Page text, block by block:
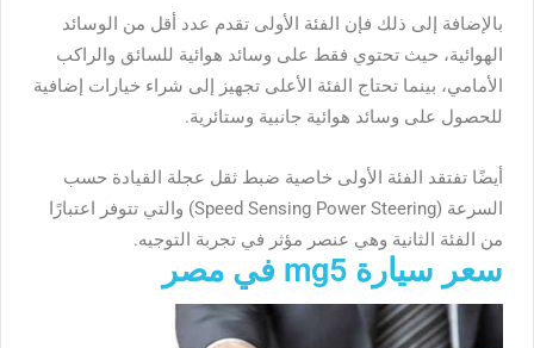
بالإضافة إلى ذلك فإن الفئة الأولى تقدم عدد أقل من الوسائد
الهوائية، حيث تحتوي فقط على وسائد هوائية للسائق والراكب
الأمامي، بينما تحتاج الفئة الأعلى تجهيز إلى شراء خيارات إضافية
للحصول على وسائد هوائية جانبية وستائرية.
أيضًا تفتقد الفئة الأولى خاصية ضبط ثقل عجلة القيادة حسب
السرعة (Speed Sensing Power Steering) والتي تتوفر اعتبارًا
من الفئة الثانية وهي عنصر مؤثر في تجربة التوجيه.
سعر سيارة mg5 في مصر